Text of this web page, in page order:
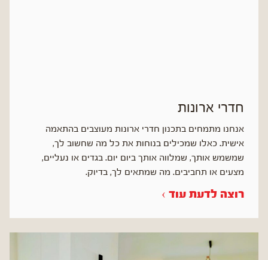
חדרי ארונות
אנחנו מתמחים בתכנון חדרי ארונות מעוצבים בהתאמה
אישית. כאלו שמכילים בנוחות את כל מה שחשוב לך,
שמשמש אותך, שמלווה אותך ביום יום. בגדים או נעליים,
מצעים או תחביבים. מה שמתאים לך, בדיוק.
רוצה לדעת עוד ›